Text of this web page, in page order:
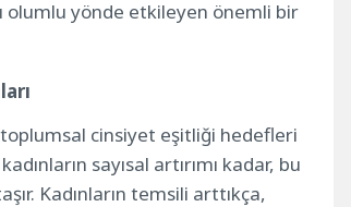
olumlu yönde etkileyen önemli bir
toplumsal cinsiyet eşitliği hedefleri
kadınların sayısal artırımı kadar, bu
Kadınların temsili arttıkça,